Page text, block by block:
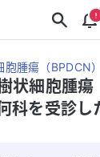
腫瘍（BPDCN）
状細胞腫瘍
科を受診し